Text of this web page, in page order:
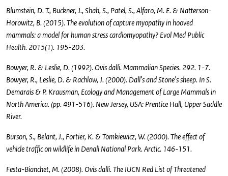
Blumstein, D. T., Buckner, J., Shah, S., Patel, S., Alfaro, M. E. & Natterson-
Horowitz, B. (2015). The evolution of capture myopathy in hooved
mammals: a model for human stress cardiomyopathy? Evol Med Public
Health. 2015(1). 195-203.
Bowyer, R. & Leslie, D. (1992). Ovis dalli. Mammalian Species. 292. 1-7.
Bowyer, R., Leslie, D. & Rachlow, J. (2000). Dall’s and Stone’s sheep. In S.
Demarais & P. Krausman, Ecology and Management of Large Mammals in
North America. (pp. 491-516). New Jersey, USA: Prentice Hall, Upper Saddle
River.
Burson, S., Belant, J., Fortier, K. & Tomkiewicz, W. (2000). The effect of
vehicle traffic on wildlife in Denali National Park. Arctic. 146-151.
Festa-Bianchet, M. (2008). Ovis dalli. The IUCN Red List of Threatened